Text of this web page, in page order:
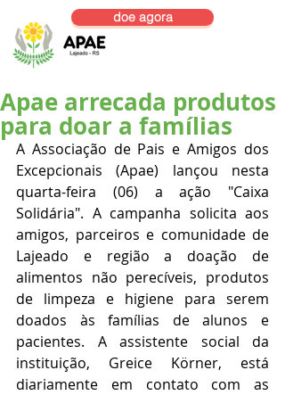
doe agora
Apae arrecada produtos
para doar a famílias
A Associação de Pais e Amigos dos
Excepcionais (Apae) lançou nesta
quarta-feira (06) a ação "Caixa
Solidária". A campanha solicita aos
amigos, parceiros e comunidade de
Lajeado e região a doação de
alimentos não perecíveis, produtos
de limpeza e higiene para serem
doados às famílias de alunos e
pacientes. A assistente social da
instituição, Greice Körner, está
diariamente em contato com as